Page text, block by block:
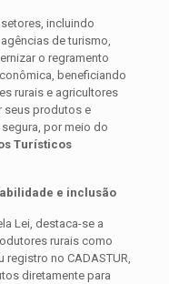
incluindo
de turismo,
o regramento
beneficiando
rurais e agricultores
seus produtos e
por meio do
Turísticos
e inclusão
Lei, destaca-se a
rurais como
no CADASTUR,
diretamente para